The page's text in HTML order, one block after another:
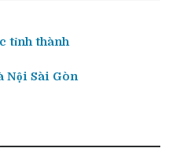
tỉnh thành
Nội Sài Gòn